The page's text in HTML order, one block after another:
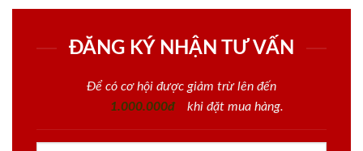
ĐĂNG KÝ NHẬN TƯ VẤN
Để có cơ hội được giảm trừ lên đến
1.000.000đ
khi đặt mua hàng.